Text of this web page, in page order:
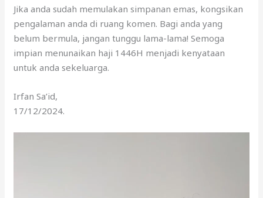
Jika anda sudah memulakan simpanan emas, kongsikan
pengalaman anda di ruang komen. Bagi anda yang
belum bermula, jangan tunggu lama-lama! Semoga
impian menunaikan haji 1446H menjadi kenyataan
untuk anda sekeluarga.
Irfan Sa’id,
17/12/2024.